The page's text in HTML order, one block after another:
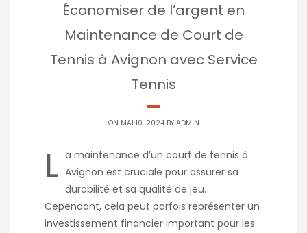
Économiser de l’argent en
Maintenance de Court de
Tennis à Avignon avec Service
Tennis
ON MAI 10, 2024 BY ADMIN
L a maintenance d’un court de tennis à
Avignon est cruciale pour assurer sa
durabilité et sa qualité de jeu.
Cependant, cela peut parfois représenter un
investissement financier important pour les